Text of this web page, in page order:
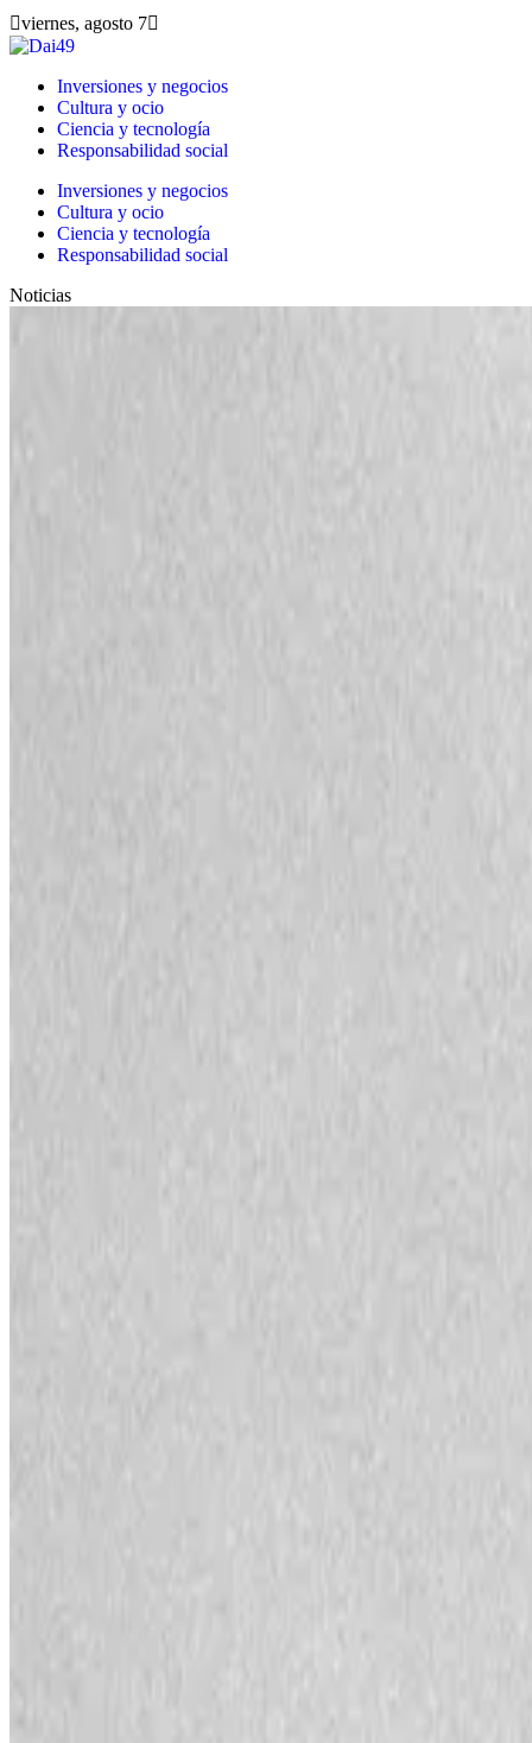
viernes, agosto 7
Inversiones y negocios
Cultura y ocio
Ciencia y tecnología
Responsabilidad social
Inversiones y negocios
Cultura y ocio
Ciencia y tecnología
Responsabilidad social
Noticias